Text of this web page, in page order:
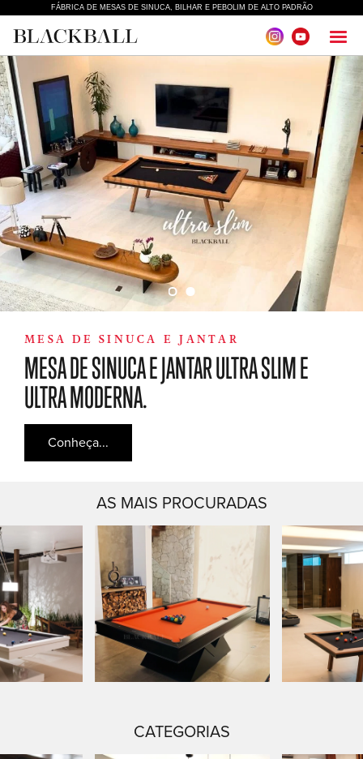
FÁBRICA DE MESAS DE SINUCA, BILHAR E PEBOLIM DE ALTO PADRÃO
MESA DE SINUCA E JANTAR
MESA DE SINUCA E JANTAR ULTRA SLIM E
ULTRA MODERNA.
Conheça...
1 2
AS MAIS PROCURADAS
CATEGORIAS